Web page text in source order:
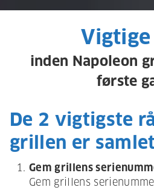
inden Napoleon
første
De 2 vigtigste
grillen er
Gem grillens
Gem grillens